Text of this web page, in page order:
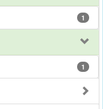
1
1